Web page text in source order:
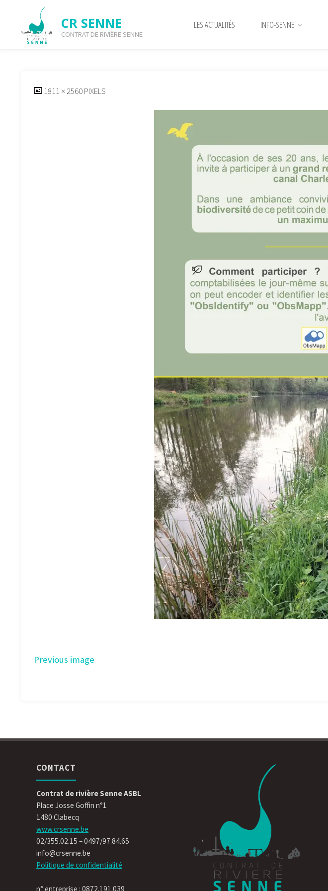
content
CR SENNE
CONTRAT DE RIVIÈRE SENNE
LES ACTUALITÉS INFO-SENNE
Affiche verso
FULL1811 × 2560PIXELS
Previous image
CONTACT
Contrat de rivière Senne ASBL
Place Josse Goffin n°1
1480 Clabecq
www.crsenne.be
02/355.02.15 – 0497/97.84.65
info@crsenne.be
Politique de confidentialité
n° entreprise : 0872.191.039